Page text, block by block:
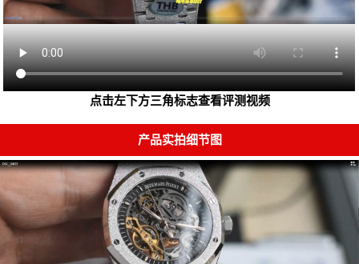
点击左下方三角标志查看评测视频
产品实拍细节图